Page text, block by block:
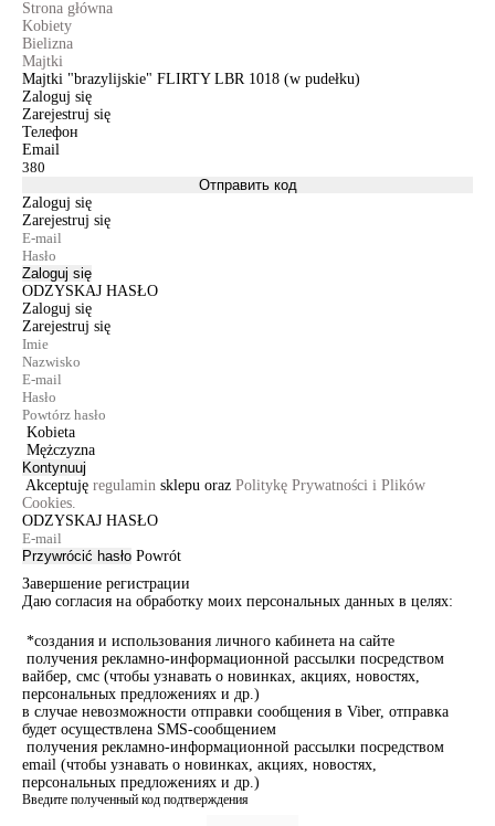
Strona główna
Kobiety
Bielizna
Majtki
Majtki "brazylijskie" FLIRTY LBR 1018 (w pudełku)
Zaloguj się
Zarejestruj się
Телефон
Email
Отправить код
Zaloguj się
Zarejestruj się
Zaloguj się
ODZYSKAJ HASŁO
Zaloguj się
Zarejestruj się
Kobieta
Mężczyzna
Kontynuuj
Akceptuję regulamin sklepu oraz Politykę Prywatności i Plików
Cookies.
ODZYSKAJ HASŁO
Przywrócić hasło Powrót
Завершение регистрации
Даю согласия на обработку моих персональных данных в целях:
*создания и использования личного кабинета на сайте
получения рекламно-информационной рассылки посредством
вайбер, смс (чтобы узнавать о новинках, акциях, новостях,
персональных предложениях и др.)
в случае невозможности отправки сообщения в Viber, отправка
будет осуществлена SMS-сообщением
получения рекламно-информационной рассылки посредством
email (чтобы узнавать о новинках, акциях, новостях,
персональных предложениях и др.)
Введите полученный код подтверждения